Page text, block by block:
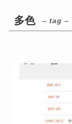
多色 – tag –